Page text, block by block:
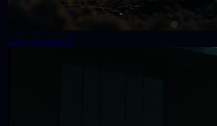
Lees het verhaal